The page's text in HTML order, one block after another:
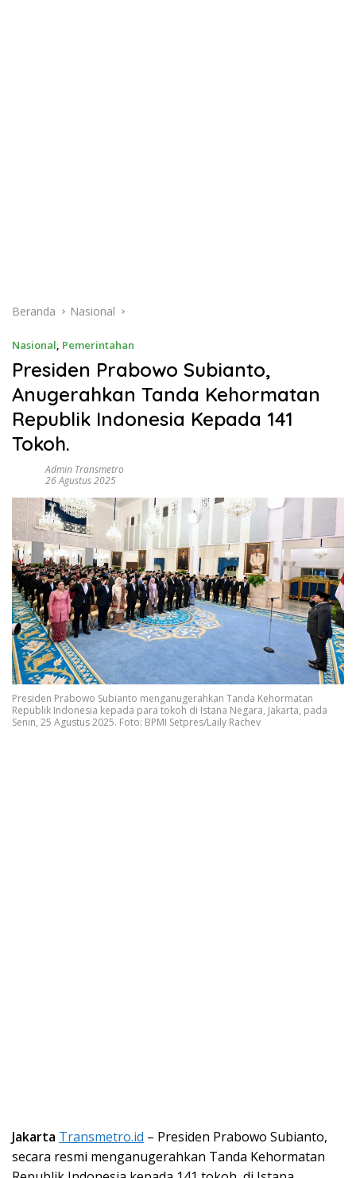
Beranda Nasional
Nasional, Pemerintahan
Presiden Prabowo Subianto,
Anugerahkan Tanda Kehormatan
Republik Indonesia Kepada 141
Tokoh.
Admin Transmetro
26 Agustus 2025
Presiden Prabowo Subianto menganugerahkan Tanda Kehormatan
Republik Indonesia kepada para tokoh di Istana Negara, Jakarta, pada
Senin, 25 Agustus 2025. Foto: BPMI Setpres/Laily Rachev
Jakarta Transmetro.id – Presiden Prabowo Subianto,
secara resmi menganugerahkan Tanda Kehormatan